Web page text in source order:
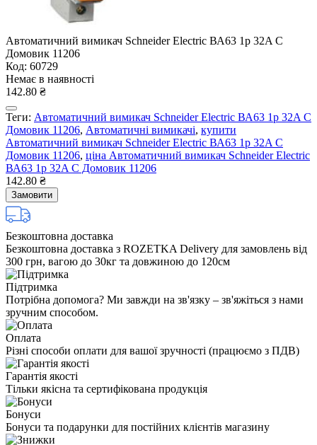
Автоматичний вимикач Schneider Electric ВА63 1р 32A C
Домовик 11206
Код: 60729
Немає в наявності
142.80 ₴
Теги: Автоматичний вимикач Schneider Electric ВА63 1р 32A C
Домовик 11206, Автоматичні вимикачі, купити
Автоматичний вимикач Schneider Electric ВА63 1р 32A C
Домовик 11206, ціна Автоматичний вимикач Schneider Electric
ВА63 1р 32A C Домовик 11206
142.80 ₴
Замовити
Безкоштовна доставка
Безкоштовна доставка з ROZETKA Delivery для замовлень від
300 грн, вагою до 30кг та довжиною до 120см
Підтримка
Потрібна допомога? Ми завжди на зв'язку – зв'яжіться з нами
зручним способом.
Оплата
Різні способи оплати для вашої зручності (працюємо з ПДВ)
Гарантія якості
Тільки якісна та сертифікована продукція
Бонуси
Бонуси та подарунки для постійних клієнтів магазину